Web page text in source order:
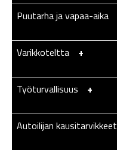
Puutarha ja vapaa-aika
Varikkoteltta
+
Työturvallisuus
+
Autoilijan kausitarvikkeet